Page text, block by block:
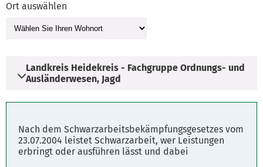
Nach dem Schwarzarbeitsbekämpfungsgesetzes vom
23.07.2004 leistet Schwarzarbeit, wer Leistungen
erbringt oder ausführen lässt und dabei
Ort auswählen
Landkreis Heidekreis - Fachgruppe Ordnungs- und
Ausländerwesen, Jagd
Vogteistraße 19
29683 Bad Fallingbostel